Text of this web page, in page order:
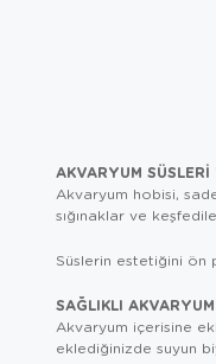
AKVARYUM
Akvaryum hobisi,
sığınaklar ve
Süslerin estetiğini ön
SAĞLIKLI
Akvaryum içerisine
eklediğinizde suyun